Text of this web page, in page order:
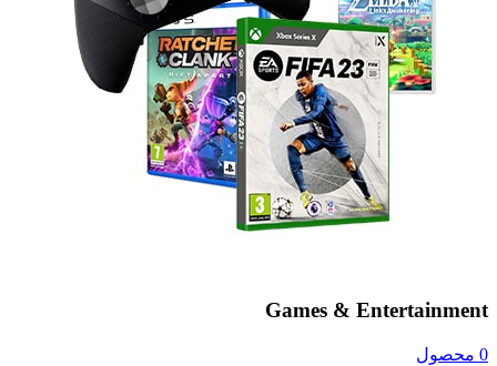
Games & Entertainment
0 محصول